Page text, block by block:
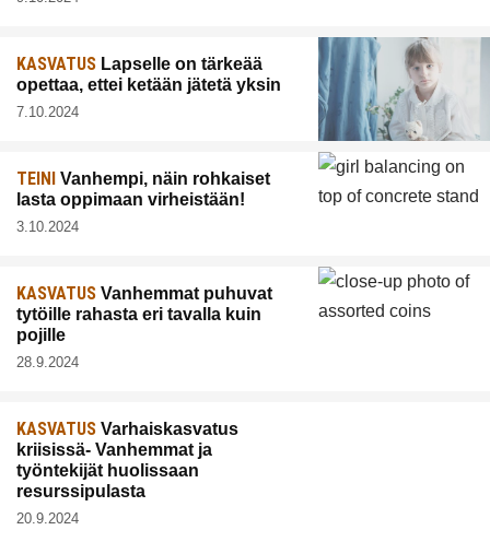
KASVATUS Lapselle on tärkeää
opettaa, ettei ketään jätetä yksin
7.10.2024
TEINI Vanhempi, näin rohkaiset
lasta oppimaan virheistään!
3.10.2024
KASVATUS Vanhemmat puhuvat
tytöille rahasta eri tavalla kuin
pojille
28.9.2024
KASVATUS Varhaiskasvatus
kriisissä- Vanhemmat ja
työntekijät huolissaan
resurssipulasta
20.9.2024